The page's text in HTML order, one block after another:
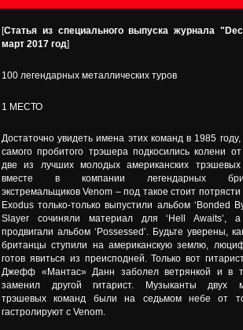
[Статья из специального выпуска журнала
март 2017 год]
100 легендарных металлических туров
1 МЕСТО
Достаточно увидеть имена этих команд в 1985
самого пробитого трэшера подкосились колени
две из лучших молодых американских
вместе в компании легендарных
экстремальщиков Venom – под такое стоит
Exodus только-только выпустили альбом ‘Bonded
Slayer сочиняли материал для ‘Hell Awaits’,
продвигали альбом ‘Possessed’. Будьте уверены,
британцы ступили на американскую землю,
готов явиться из преисподней. Только вот
Джефф «Мантас» Данн заболел ветрянкой и в
заменил другой гитарист. Музыканты двух
трэшевых команд были на седьмом небе от
гастролируют с Venom.